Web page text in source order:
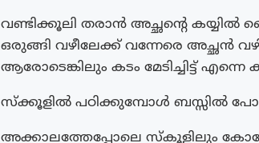
വണ്ടിക്കൂലി തരാൻ അച്ഛൻ്റെ
ഒരുങ്ങി വഴീലേക്ക് വന്നേരെ അച്ഛൻ
ആരോടെങ്കിലും കടം മേടിച്ചിട്ട്
സ്‌ക്കൂളിൽ പഠിക്കുമ്പോൾ ബസ്സിൽ
അക്കാലത്തേപ്പോലെ സ്‌കൂളിലും